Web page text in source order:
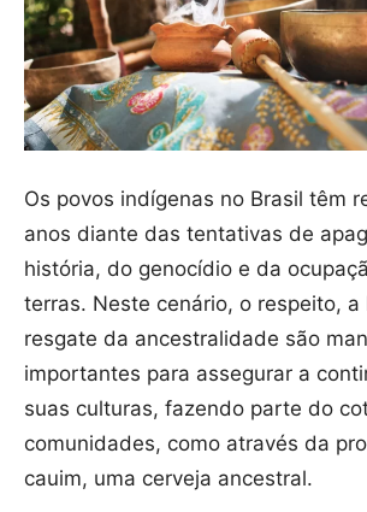
Os povos indígenas no Brasil têm
anos diante das tentativas de
história, do genocídio e da
terras. Neste cenário, o respeito, a
resgate da ancestralidade são
importantes para assegurar a
suas culturas, fazendo parte do
comunidades, como através da
cauim, uma cerveja ancestral.